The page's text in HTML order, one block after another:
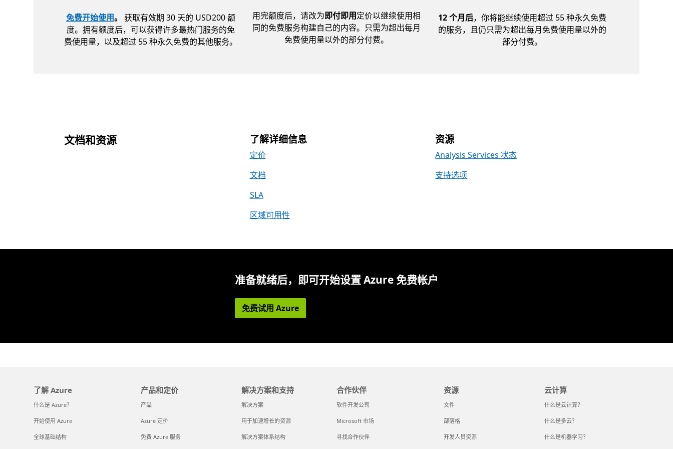
免费开始使用。 获取有效期 30 天的 USD200 额
度。拥有额度后，可以获得许多最热门服务的免
费使用量，以及超过 55 种永久免费的其他服务。
用完额度后，请改为即付即用定价以继续使用相
同的免费服务构建自己的内容。只需为超出每月
免费使用量以外的部分付费。
12 个月后，你将能继续使用超过 55 种永久免费
的服务，且仍只需为超出每月免费使用量以外的
部分付费。
文档和资源 了解详细信息
定价
文档
SLA
区域可用性
资源
Analysis Services 状态
支持选项
准备就绪后，即可开始设置 Azure 免费帐户
免费试用 Azure
了解 Azure
什么是 Azure？
开始使用 Azure
全球基础结构
产品和定价
产品
Azure 定价
免费 Azure 服务
解决方案和支持
解决方案
用于加速增长的资源
解决方案体系结构
合作伙伴
软件开发公司
Microsoft 市场
寻找合作伙伴
资源
文件
部落格
开发人员资源
云计算
什么是云计算？
什么是多云？
什么是机器学习？